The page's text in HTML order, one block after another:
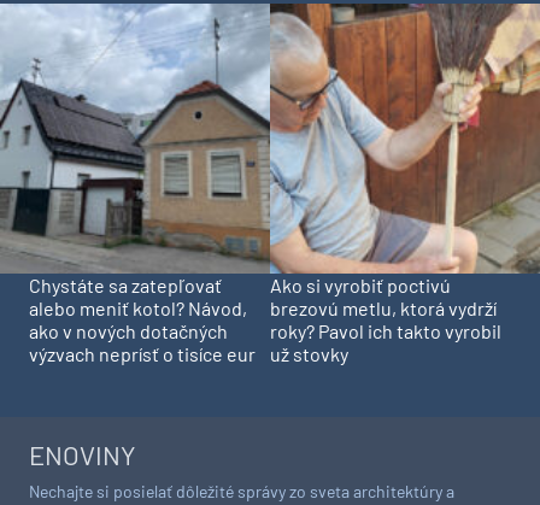
Chystáte sa zatepľovať
alebo meniť kotol? Návod,
ako v nových dotačných
výzvach neprísť o tisíce eur
Ako si vyrobiť poctivú
brezovú metlu, ktorá vydrží
roky? Pavol ich takto vyrobil
už stovky
ENOVINY
Nechajte si posielať dôležité správy zo sveta architektúry a